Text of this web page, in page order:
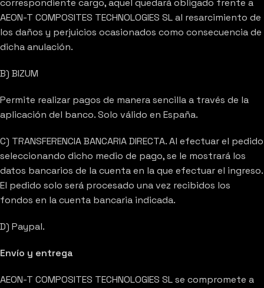
correspondiente cargo, aquel quedará obligado frente a
AEON-T COMPOSITES TECHNOLOGIES SL al resarcimiento de
los daños y perjuicios ocasionados como consecuencia de
dicha anulación.
B) BIZUM
Permite realizar pagos de manera sencilla a través de la
aplicación del banco. Solo válido en España.
C) TRANSFERENCIA BANCARIA DIRECTA. Al efectuar el pedido
seleccionando dicho medio de pago, se le mostrará los
datos bancarios de la cuenta en la que efectuar el ingreso.
El pedido solo será procesado una vez recibidos los
fondos en la cuenta bancaria indicada.
D) Paypal.
Envío y entrega
AEON-T COMPOSITES TECHNOLOGIES SL se compromete a